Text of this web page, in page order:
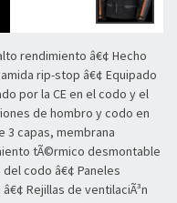
rendimiento â€¢ Hecho
rip-stop â€¢ Equipado
por la CE en el codo y el
de hombro y codo en
3 capas, membrana
tÃ©rmico desmontable
codo â€¢ Paneles
Rejillas de ventilaciÃ³n